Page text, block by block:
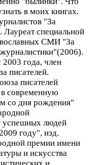
в моих книгах.
"За
специальной
СМИ "За
года, член
писателей.
писателей
в современную
со дня рождения"
успешных людей
году", изд.
премии имени
и искусства